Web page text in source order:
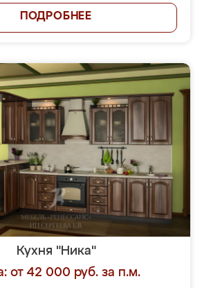
ПОДРОБНЕЕ
Кухня "Ника"
от 42 000 руб. за п.м.